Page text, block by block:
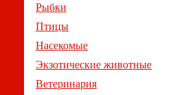
Рыбки
Птицы
Насекомые
Экзотические животные
Ветеринария